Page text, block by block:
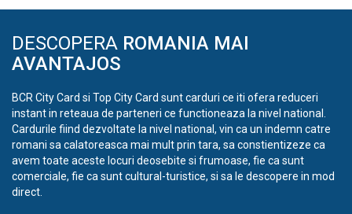
DESCOPERA ROMANIA MAI
AVANTAJOS
BCR City Card si Top City Card sunt carduri ce iti ofera reduceri
instant in reteaua de parteneri ce functioneaza la nivel national.
Cardurile fiind dezvoltate la nivel national, vin ca un indemn catre
romani sa calatoreasca mai mult prin tara, sa constientizeze ca
avem toate aceste locuri deosebite si frumoase, fie ca sunt
comerciale, fie ca sunt cultural-turistice, si sa le descopere in mod
direct.